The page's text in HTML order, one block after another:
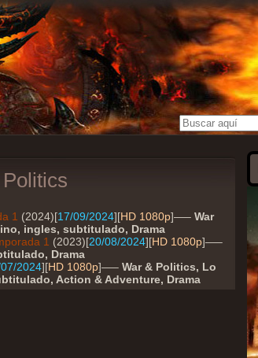
1 (2024)[17/09/2024][HD 1080p]—– War
ingles, subtitulado, Drama
1 (2023)[20/08/2024][HD 1080p]—–
Drama
2024][HD 1080p]—– War & Politics, Lo
Action & Adventure, Drama